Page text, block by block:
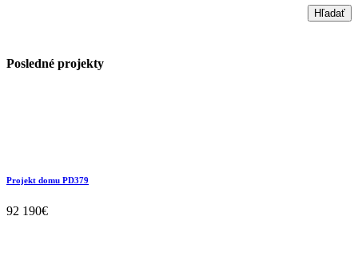
Hľadať
Posledné projekty
Projekt domu PD379
92 190€